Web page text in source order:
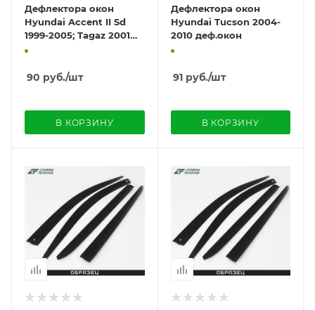
Дефлектора окон
Hyundai Accent II Sd
1999-2005; Tagaz 2001
деф.окон
90 руб./шт
В КОРЗИНУ
Дефлектора окон
Hyundai Tucson 2004-
2010 деф.окон
91руб./шт
В КОРЗИНУ